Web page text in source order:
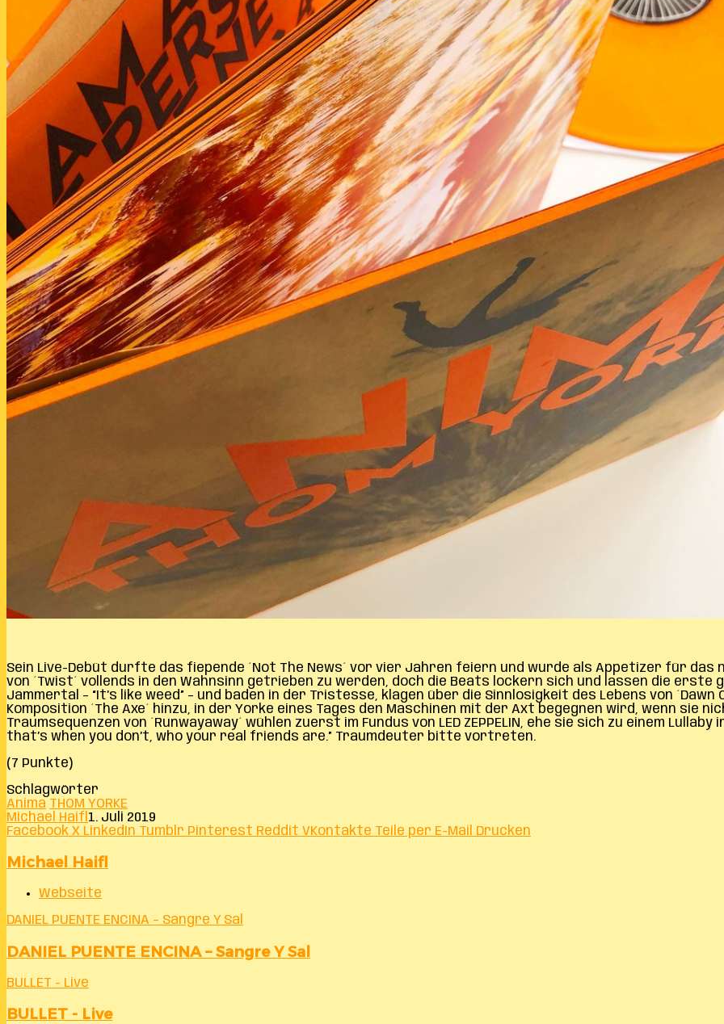
Sein Live-Debüt durfte das fiepende ´Not The News´ vor vier Jahren feiern und wurde als Appetizer für
von ´Twist´ vollends in den Wahnsinn getrieben zu werden, doch die Beats lockern sich und lassen die
Jammertal – “It’s like weed” – und baden in der Tristesse, klagen über die Sinnlosigkeit des Lebens von
Komposition ´The Axe´ hinzu, in der Yorke eines Tages den Maschinen mit der Axt begegnen wird, wenn sie
Traumsequenzen von ´Runwayaway´ wühlen zuerst im Fundus von LED ZEPPELIN, ehe sie sich zu einem
that’s when you don’t, who your real friends are.” Traumdeuter bitte vortreten.
(7 Punkte)
Schlagwörter
Anima THOM YORKE
Michael Haifl 1. Juli 2019
Facebook X LinkedIn Tumblr Pinterest Reddit VKontakte Teile per E-Mail Drucken
Michael Haifl
Webseite
DANIEL PUENTE ENCINA – Sangre Y Sal
DANIEL PUENTE ENCINA – Sangre Y Sal
BULLET - Live
BULLET - Live